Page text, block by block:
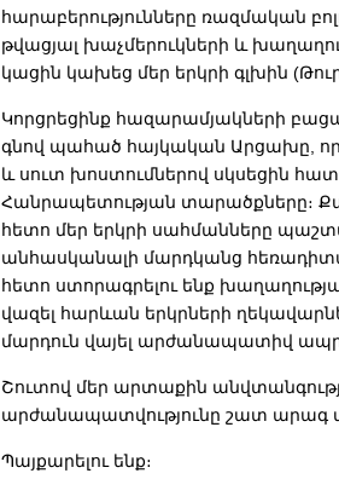
հարաբերությունները ռազմական
թվացյալ խաչմերուկների և
կացին կախեց մեր երկրի գլխին
Կորցրեցինք հազարամյակների
գնով պահած հայկական Արցախը,
և սուտ խոստումներով սկսեցին
Հանրապետության տարածքները։
հետո մեր երկրի սահմանները
անհասկանալի մարդկանց
հետո ստորագրելու ենք
վազել հարևան երկրների
մարդուն վայել արժանապատիվ
Շուտով մեր արտաքին
արժանապատվությունը շատ արագ
Պայքարելու ենք։